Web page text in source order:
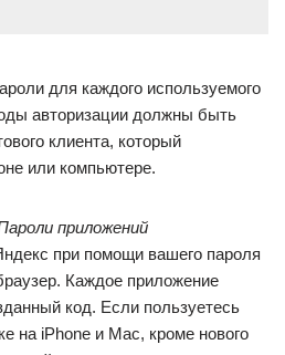
для каждого используемого
авторизации должны быть
клиента, который
или компьютере.
приложений
при помощи вашего пароля
Каждое приложение
код. Если пользуетесь
на iPhone и Mac, кроме нового